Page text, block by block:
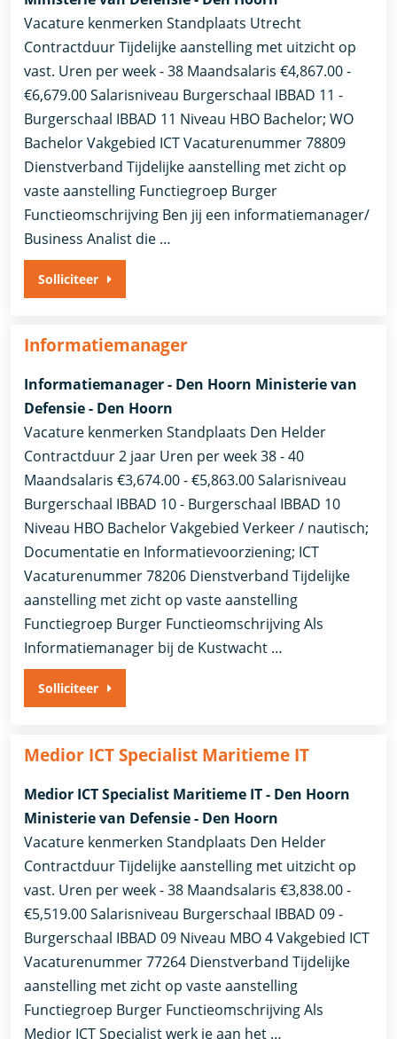
Vacature kenmerken Standplaats Utrecht
Contractduur Tijdelijke aanstelling met uitzicht op
vast. Uren per week - 38 Maandsalaris €4,867.00 -
€6,679.00 Salarisniveau Burgerschaal IBBAD 11 -
Burgerschaal IBBAD 11 Niveau HBO Bachelor; WO
Bachelor Vakgebied ICT Vacaturenummer 78809
Dienstverband ​Tijdelijke aanstelling met zicht op
vaste aanstelling​ Functiegroep Burger
Functieomschrijving Ben jij een informatiemanager/
Business Analist die …
Solliciteer
Informatiemanager
Informatiemanager - Den Hoorn Ministerie van
Defensie - Den Hoorn
Vacature kenmerken Standplaats Den Helder
Contractduur 2 jaar Uren per week 38 - 40
Maandsalaris €3,674.00 - €5,863.00 Salarisniveau
Burgerschaal IBBAD 10 - Burgerschaal IBBAD 10
Niveau HBO Bachelor Vakgebied Verkeer / nautisch;
Documentatie en Informatievoorziening; ICT
Vacaturenummer 78206 Dienstverband ​Tijdelijke
aanstelling met zicht op vaste aanstelling​
Functiegroep Burger Functieomschrijving Als
Informatiemanager bij de Kustwacht …
Solliciteer
Medior ICT Specialist Maritieme IT
Medior ICT Specialist Maritieme IT - Den Hoorn
Ministerie van Defensie - Den Hoorn
Vacature kenmerken Standplaats Den Helder
Contractduur Tijdelijke aanstelling met uitzicht op
vast. Uren per week - 38 Maandsalaris €3,838.00 -
€5,519.00 Salarisniveau Burgerschaal IBBAD 09 -
Burgerschaal IBBAD 09 Niveau MBO 4 Vakgebied ICT
Vacaturenummer 77264 Dienstverband ​Tijdelijke
aanstelling met zicht op vaste aanstelling​
Functiegroep Burger Functieomschrijving Als
Medior ICT Specialist werk je aan het …